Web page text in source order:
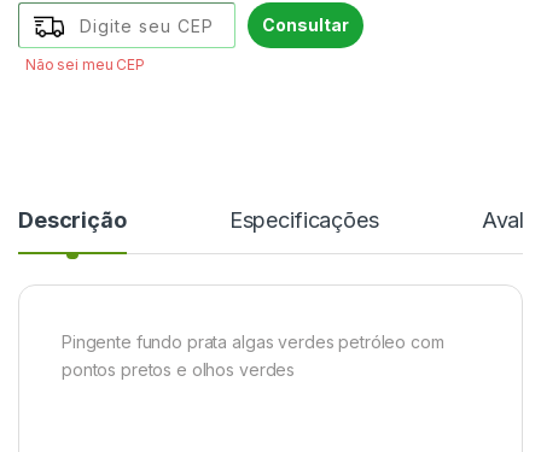
Consultar
Não sei meu CEP
Descrição Especificações
Pingente fundo prata algas verdes petróleo com
pontos pretos e olhos verdes